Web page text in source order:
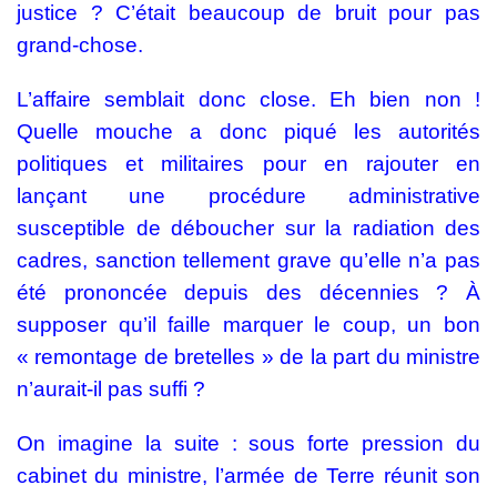
justice ? C’était beaucoup de bruit pour pas
grand-chose.
L’affaire semblait donc close. Eh bien non !
Quelle mouche a donc piqué les autorités
politiques et militaires pour en rajouter en
lançant une procédure administrative
susceptible de déboucher sur la radiation des
cadres, sanction tellement grave qu’elle n’a pas
été prononcée depuis des décennies ? À
supposer qu’il faille marquer le coup, un bon
« remontage de bretelles » de la part du ministre
n’aurait-il pas suffi ?
On imagine la suite : sous forte pression du
cabinet du ministre, l’armée de Terre réunit son